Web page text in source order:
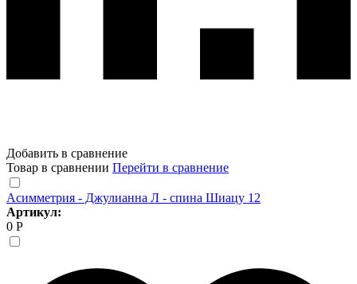
Добавить в сравнение
Товар в сравнении Перейти в сравнение
Асимметрия - Джулианна Л - спина Шиацу 12
Артикул:
0 Р